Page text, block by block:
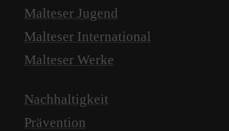
Malteser Jugend
Malteser International
Malteser Werke
Nachhaltigkeit
Prävention